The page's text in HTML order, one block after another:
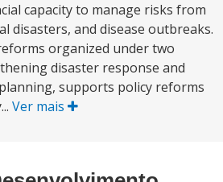
capacity to manage risks from
disasters, and disease outbreaks.
organized under two
disaster response and
supports policy reforms
Ver mais